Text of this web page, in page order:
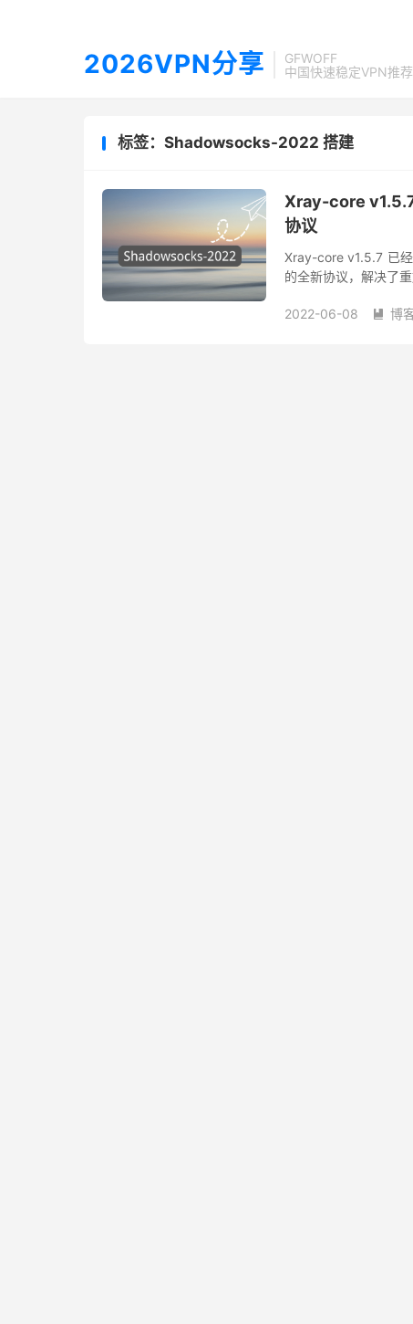
2026VPN分享
GFWOFF
中国快速稳定VPN推荐
标签：Shadowsocks-2022 搭建
Xray-core
协议
Xray-core v1.5.7 已
的全新协议，解决了
2022-06-08  博